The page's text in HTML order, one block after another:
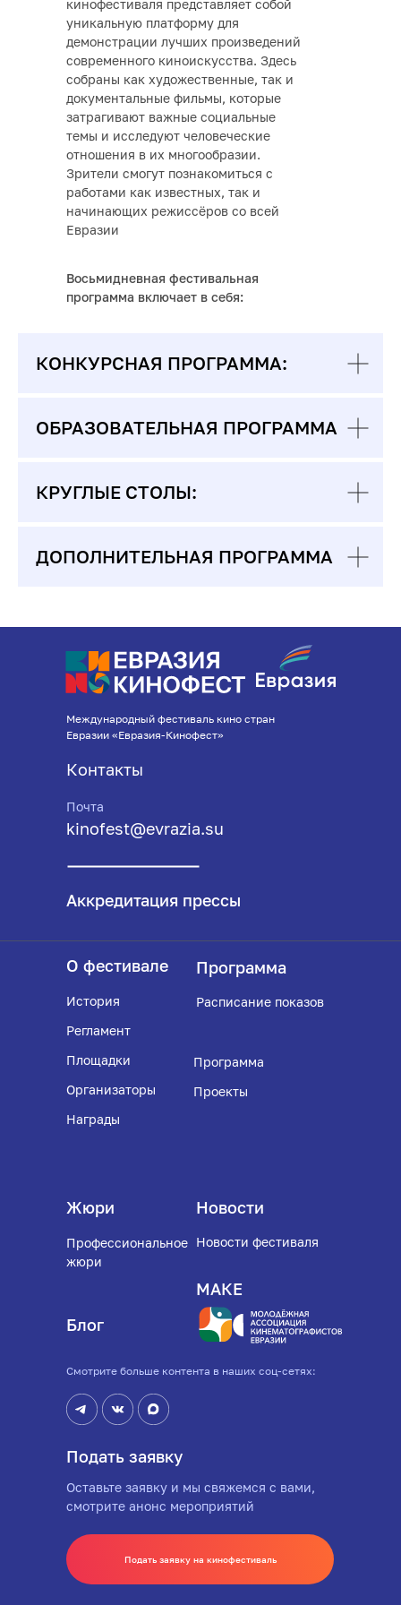
кинофестиваля представляет собой
уникальную платформу для
демонстрации лучших произведений
современного киноискусства. Здесь
собраны как художественные, так и
документальные фильмы, которые
затрагивают важные социальные
темы и исследуют человеческие
отношения в их многообразии.
Зрители смогут познакомиться с
работами как известных, так и
начинающих режиссёров со всей
Евразии
Восьмидневная фестивальная
программа включает в себя:
КОНКУРСНАЯ ПРОГРАММА:
ОБРАЗОВАТЕЛЬНАЯ ПРОГРАММА
КРУГЛЫЕ СТОЛЫ:
ДОПОЛНИТЕЛЬНАЯ ПРОГРАММА
Аккредитация прессы
Международный фестиваль кино стран
Евразии «Евразия-Кинофест»
Контакты
Почта
kinofest@evrazia.su
О фестивале
История
Регламент
Площадки
Организаторы
Награды
Проекты
Программа
Расписание показов
Оставьте заявку и мы свяжемся с вами,
смотрите анонс мероприятий
Cмотрите больше контента в наших соц-сетях:
Программа
Подать заявку
Блог
МАКЕ
Жюри
Подать заявку на кинофестиваль
Новости
Новости фестиваля
Профессиональное
жюри